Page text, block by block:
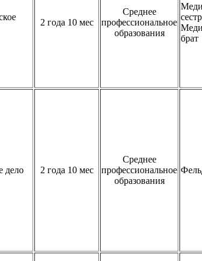
2 года 10 мес
Среднее
профессиональное
образования
брат
дело 2 года 10 мес
Среднее
профессиональное
образования